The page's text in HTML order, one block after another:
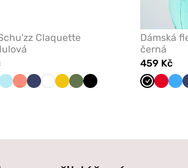
Claquette
AquaKoralováNámořnická
Bílá ŽlutáOlivková
Černá
Dámská
černá
459 Kč
ČernáČervená